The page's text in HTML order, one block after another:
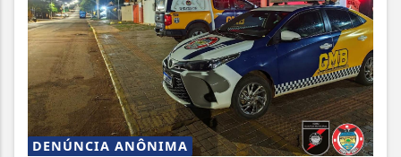
DENÚNCIA ANÔNIMA